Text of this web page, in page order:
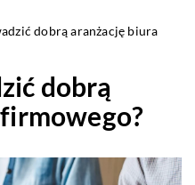
dobrą aranżację biura
dobrą